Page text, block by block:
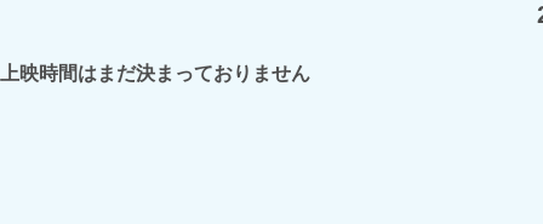
上映時間はまだ決まっておりません